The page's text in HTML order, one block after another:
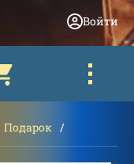
Войти
Подарок